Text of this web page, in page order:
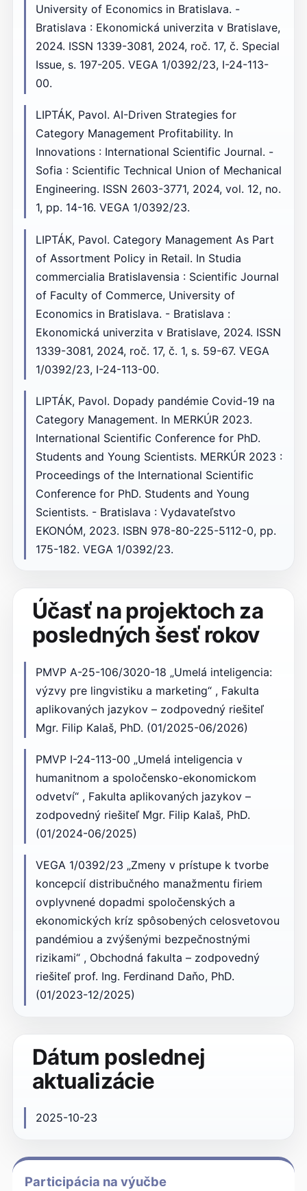
University of Economics in Bratislava. -
Bratislava : Ekonomická univerzita v Bratislave,
2024. ISSN 1339-3081, 2024, roč. 17, č. Special
Issue, s. 197-205. VEGA 1/0392/23, I-24-113-
00.
LIPTÁK, Pavol. AI-Driven Strategies for
Category Management Profitability. In
Innovations : International Scientific Journal. -
Sofia : Scientific Technical Union of Mechanical
Engineering. ISSN 2603-3771, 2024, vol. 12, no.
1, pp. 14-16. VEGA 1/0392/23.
LIPTÁK, Pavol. Category Management As Part
of Assortment Policy in Retail. In Studia
commercialia Bratislavensia : Scientific Journal
of Faculty of Commerce, University of
Economics in Bratislava. - Bratislava :
Ekonomická univerzita v Bratislave, 2024. ISSN
1339-3081, 2024, roč. 17, č. 1, s. 59-67. VEGA
1/0392/23, I-24-113-00.
LIPTÁK, Pavol. Dopady pandémie Covid-19 na
Category Management. In MERKÚR 2023.
International Scientific Conference for PhD.
Students and Young Scientists. MERKÚR 2023 :
Proceedings of the International Scientific
Conference for PhD. Students and Young
Scientists. - Bratislava : Vydavateľstvo
EKONÓM, 2023. ISBN 978-80-225-5112-0, pp.
175-182. VEGA 1/0392/23.
Účasť na projektoch za
posledných šesť rokov
PMVP A-25-106/3020-18 „Umelá inteligencia:
výzvy pre lingvistiku a marketing“ , Fakulta
aplikovaných jazykov – zodpovedný riešiteľ
Mgr. Filip Kalaš, PhD. (01/2025-06/2026)
PMVP I-24-113-00 „Umelá inteligencia v
humanitnom a spoločensko-ekonomickom
odvetví“ , Fakulta aplikovaných jazykov –
zodpovedný riešiteľ Mgr. Filip Kalaš, PhD.
(01/2024-06/2025)
VEGA 1/0392/23 „Zmeny v prístupe k tvorbe
koncepcií distribučného manažmentu firiem
ovplyvnené dopadmi spoločenských a
ekonomických kríz spôsobených celosvetovou
pandémiou a zvýšenými bezpečnostnými
rizikami“ , Obchodná fakulta – zodpovedný
riešiteľ prof. Ing. Ferdinand Daňo, PhD.
(01/2023-12/2025)
Dátum poslednej
aktualizácie
2025-10-23
Participácia na výučbe